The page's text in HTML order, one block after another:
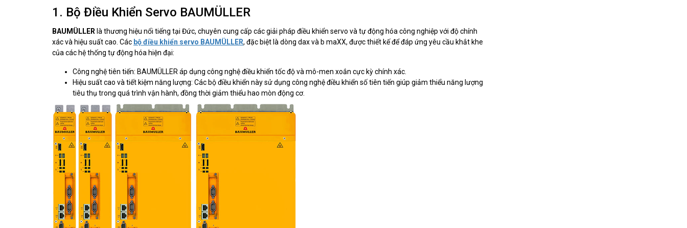
1. Bộ Điều Khiển Servo BAUMÜLLER
BAUMÜLLER là thương hiệu nổi tiếng tại Đức, chuyên cung cấp các giải pháp điều khiển servo và tự động hóa công nghiệp với độ chính
xác và hiệu suất cao. Các bộ điều khiển servo BAUMÜLLER, đặc biệt là dòng dax và b maXX, được thiết kế để đáp ứng yêu cầu khắt khe
của các hệ thống tự động hóa hiện đại:
Công nghệ tiên tiến: BAUMÜLLER áp dụng công nghệ điều khiển tốc độ và mô-men xoắn cực kỳ chính xác.
Hiệu suất cao và tiết kiệm năng lượng: Các bộ điều khiển này sử dụng công nghệ điều khiển số tiên tiến giúp giảm thiểu năng lượng
tiêu thụ trong quá trình vận hành, đồng thời giảm thiểu hao mòn động cơ.